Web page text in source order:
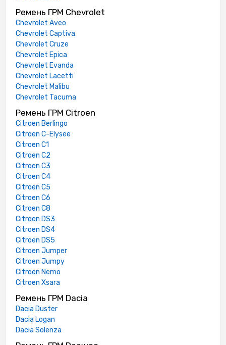
Ремень ГРМ Chevrolet
Chevrolet Aveo
Chevrolet Captiva
Chevrolet Cruze
Chevrolet Epica
Chevrolet Evanda
Chevrolet Lacetti
Chevrolet Malibu
Chevrolet Tacuma
Ремень ГРМ Citroen
Citroen Berlingo
Citroen C-Elysee
Citroen C1
Citroen C2
Citroen C3
Citroen C4
Citroen C5
Citroen C6
Citroen C8
Citroen DS3
Citroen DS4
Citroen DS5
Citroen Jumper
Citroen Jumpy
Citroen Nemo
Citroen Xsara
Ремень ГРМ Dacia
Dacia Duster
Dacia Logan
Dacia Solenza